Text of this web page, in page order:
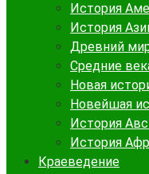
История
История
Древний
Средние
Новая
Новейшая
История
История
Краеведение